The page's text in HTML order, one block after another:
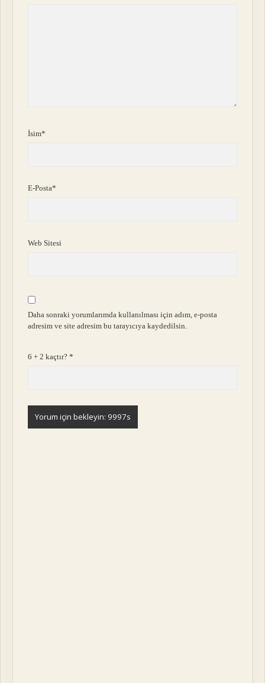
İsim*
E-Posta*
Web Sitesi
Daha sonraki yorumlarımda kullanılması için adım, e-posta
adresim ve site adresim bu tarayıcıya kaydedilsin.
6 + 2 kaçtır?*